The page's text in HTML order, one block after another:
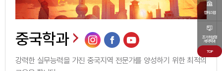
캠퍼스맵
조기취업형
계약학과
TOP
중국학과
강력한 실무능력을 가진 중국지역 전문가를 양성하기 위한 최적의